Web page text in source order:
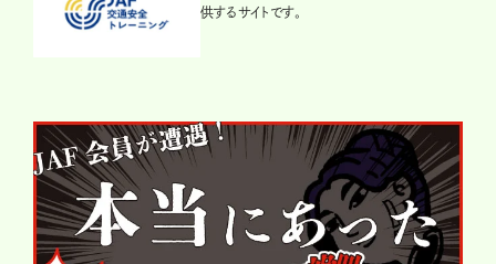
供するサイトです。